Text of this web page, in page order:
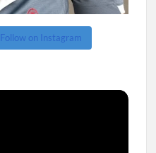
Follow on Instagram